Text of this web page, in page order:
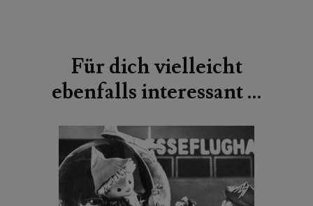
Für dich vielleicht
ebenfalls interessant …